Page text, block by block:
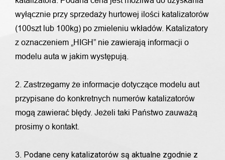
wyłącznie przy sprzedaży hurtowej ilości katalizatorów
(100szt lub 100kg) po zmieleniu wkładów. Katalizatory
z oznaczeniem „HIGH” nie zawierają informacji o
modelu auta w jakim występują.
2. Zastrzegamy że informacje dotyczące modelu aut
przypisane do konkretnych numerów katalizatorów
mogą zawierać błędy. Jeżeli taki Państwo zauważą
prosimy o kontakt.
3. Podane ceny katalizatorów są aktualne zgodnie z